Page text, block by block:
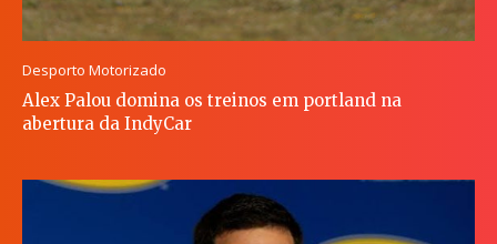
Desporto Motorizado
Alex Palou domina os treinos em portland na
abertura da IndyCar